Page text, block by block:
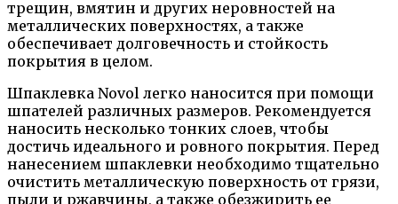
трещин, вмятин и других неровностей на
металлических поверхностях, а также
обеспечивает долговечность и стойкость
покрытия в целом.
Шпаклевка Novol легко наносится при помощи
шпателей различных размеров. Рекомендуется
наносить несколько тонких слоев, чтобы
достичь идеального и ровного покрытия. Перед
нанесением шпаклевки необходимо тщательно
очистить металлическую поверхность от грязи,
пыли и ржавчины, а также обезжирить ее